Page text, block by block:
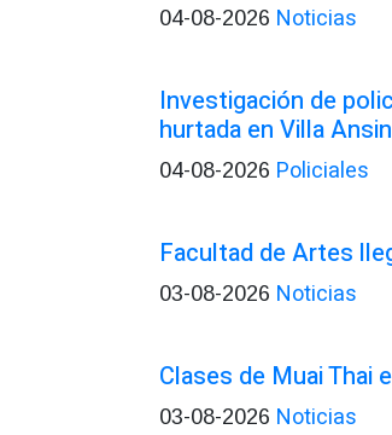
04-08-2026 Noticias
Investigación de
hurtada en Villa
04-08-2026 Policiales
Facultad de Artes
03-08-2026 Noticias
Clases de Muai Thai
03-08-2026 Noticias